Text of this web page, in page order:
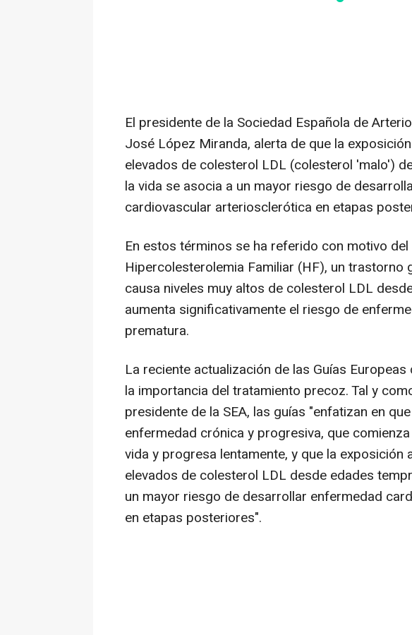
El presidente de la Sociedad Española de
José López Miranda, alerta de que la
elevados de colesterol LDL (colesterol 'malo')
la vida se asocia a un mayor riesgo de
cardiovascular arteriosclerótica en etapas
En estos términos se ha referido con motivo
Hipercolesterolemia Familiar (HF), un trastorno
causa niveles muy altos de colesterol LDL
aumenta significativamente el riesgo de
prematura.
La reciente actualización de las Guías
la importancia del tratamiento precoz. Tal y
presidente de la SEA, las guías "enfatizan en
enfermedad crónica y progresiva, que
vida y progresa lentamente, y que la exposición
elevados de colesterol LDL desde edades
un mayor riesgo de desarrollar enfermedad
en etapas posteriores".